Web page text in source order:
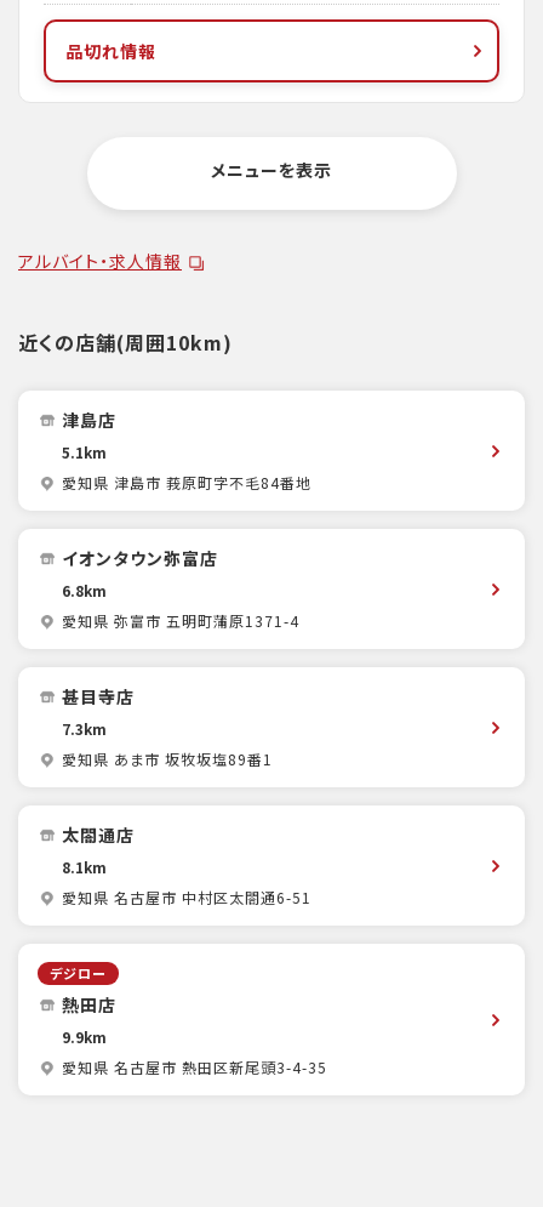
品切れ情報
メニューを表示
アルバイト・求人情報
近くの店舗(周囲10km)
津島店
5.1km
愛知県 津島市 莪原町字不毛84番地
イオンタウン弥富店
6.8km
愛知県 弥富市 五明町蒲原1371-4
甚目寺店
7.3km
愛知県 あま市 坂牧坂塩89番1
太閤通店
8.1km
愛知県 名古屋市 中村区太閤通6-51
デジロー
熱田店
9.9km
愛知県 名古屋市 熱田区新尾頭3-4-35